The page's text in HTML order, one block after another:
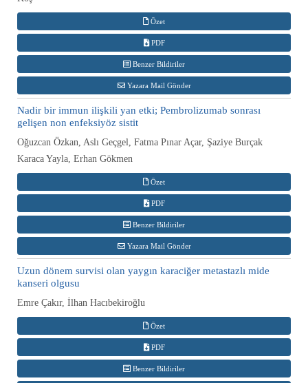
Özet
PDF
Benzer Bildiriler
Yazara Mail Gönder
Nadir bir immun ilişkili yan etki; Pembrolizumab sonrası
gelişen non enfeksiyöz sistit
Oğuzcan Özkan, Aslı Geçgel, Fatma Pınar Açar, Şaziye Burçak
Karaca Yayla, Erhan Gökmen
Özet
PDF
Benzer Bildiriler
Yazara Mail Gönder
Uzun dönem survisi olan yaygın karaciğer metastazlı mide
kanseri olgusu
Emre Çakır, İlhan Hacıbekiroğlu
Özet
PDF
Benzer Bildiriler